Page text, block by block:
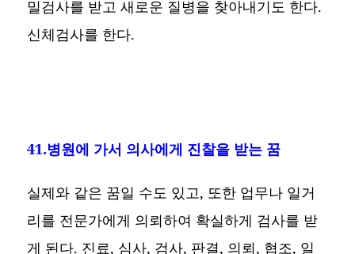
밀검사를 받고 새로운 질병을 찾아내기도 한다.
신체검사를 한다.
41.병원에 가서 의사에게 진찰을 받는 꿈
실제와 같은 꿈일 수도 있고, 또한 업무나 일거
리를 전문가에게 의뢰하여 확실하게 검사를 받
게 된다. 진료, 심사, 검사, 판결, 의뢰, 협조, 일